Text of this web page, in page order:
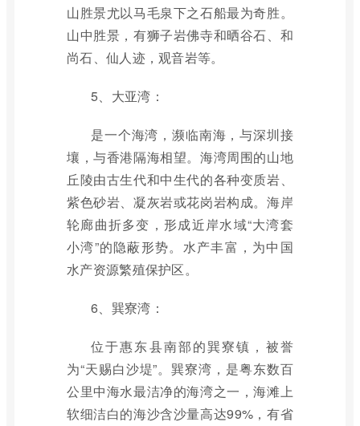
山胜景尤以马毛泉下之石船最为奇胜。
山中胜景，有狮子岩佛寺和晒谷石、和
尚石、仙人迹，观音岩等。
5、大亚湾：
是一个海湾，濒临南海，与深圳接
壤，与香港隔海相望。海湾周围的山地
丘陵由古生代和中生代的各种变质岩、
紫色砂岩、凝灰岩或花岗岩构成。海岸
轮廊曲折多变，形成近岸水域“大湾套
小湾”的隐蔽形势。水产丰富，为中国
水产资源繁殖保护区。
6、巽寮湾：
位于惠东县南部的巽寮镇，被誉
为“天赐白沙堤”。巽寮湾，是粤东数百
公里中海水最洁净的海湾之一，海滩上
软细洁白的海沙含沙量高达99%，有省